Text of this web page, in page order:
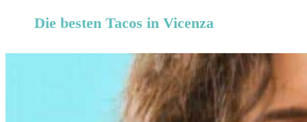
Die besten Tacos in Vicenza